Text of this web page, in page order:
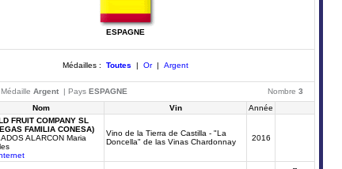
ESPAGNE
Médailles : Toutes | Or| Argent
Argent | Pays ESPAGNE Nombre 3
Nom Vin Année
FRUIT COMPANY SL
FAMILIA CONESA)
ALARCON Maria
Vino de la Tierra de Castilla - "La
Doncella" de las Vinas Chardonnay
2016